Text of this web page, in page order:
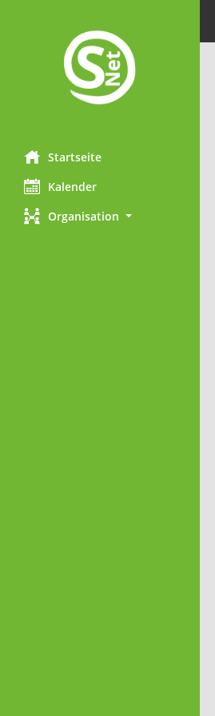
Startseite
Kalender
Organisation